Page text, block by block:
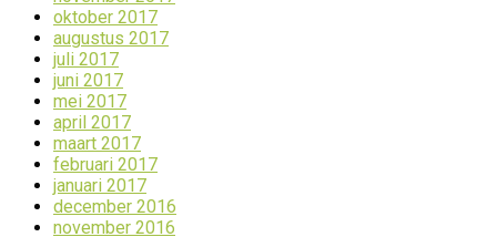
oktober 2017
augustus 2017
juli 2017
juni 2017
mei 2017
april 2017
maart 2017
februari 2017
januari 2017
december 2016
november 2016